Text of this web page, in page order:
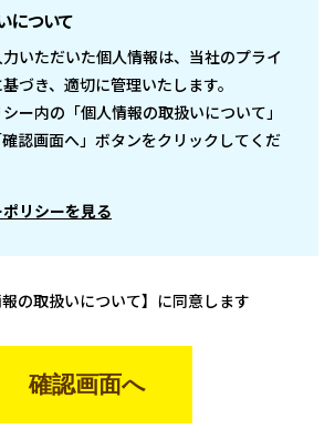
について
いただいた個人情報は、当社のプライ
づき、適切に管理いたします。
ー内の「個人情報の取扱いについて」
認画面へ」ボタンをクリックしてくだ
リシーを見る
の取扱いについて】に同意します